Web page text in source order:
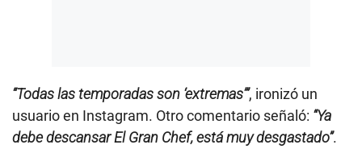
“Todas las temporadas son ‘extremas’”, ironizó un
usuario en Instagram. Otro comentario señaló: “Ya
debe descansar El Gran Chef, está muy desgastado”.